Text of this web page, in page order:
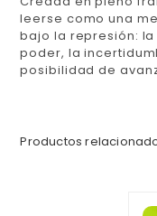
leerse como una
bajo la represión:
poder, la
posibilidad de
Productos